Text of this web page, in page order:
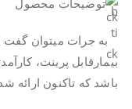
. به جرات میتوان گفت
بیمارقابل پرینت،
باشد که تاکنون ارائه